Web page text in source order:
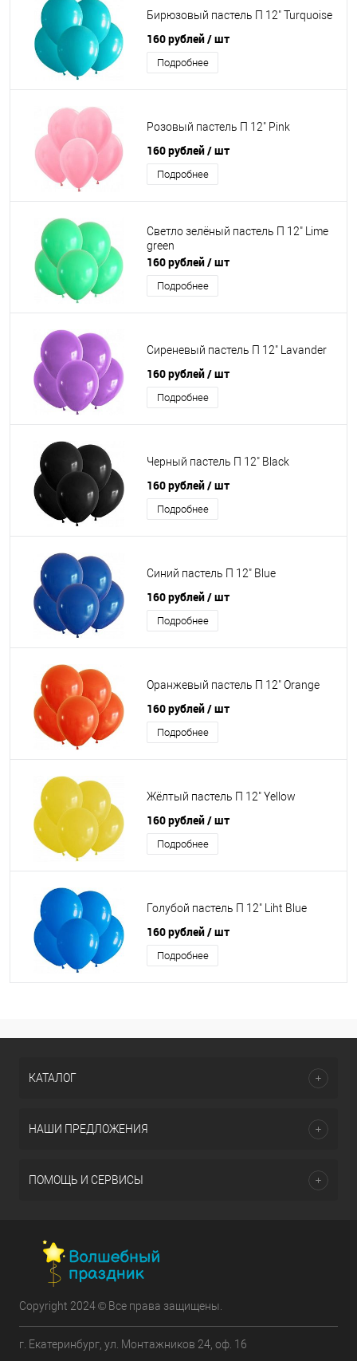
Бирюзовый пастель П 12" Turquoise
160 рублей/ шт
Подробнее
Розовый пастель П 12" Pink
160 рублей/ шт
Подробнее
Светло зелёный пастель П 12" Lime
green
160 рублей/ шт
Подробнее
Сиреневый пастель П 12" Lavander
160 рублей/ шт
Подробнее
Черный пастель П 12" Black
160 рублей/ шт
Подробнее
Синий пастель П 12" Blue
160 рублей/ шт
Подробнее
Оранжевый пастель П 12" Orange
160 рублей/ шт
Подробнее
Жёлтый пастель П 12" Yellow
160 рублей/ шт
Подробнее
Голубой пастель П 12" Liht Blue
160 рублей/ шт
Подробнее
КАТАЛОГ
НАШИ ПРЕДЛОЖЕНИЯ
ПОМОЩЬ И СЕРВИСЫ
Copyright 2024 © Все права защищены.
г. Екатеринбург, ул. Монтажников 24, оф. 16